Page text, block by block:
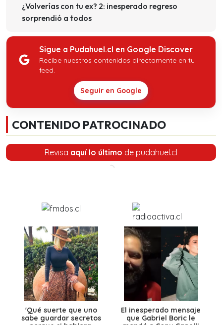
¿Volverías con tu ex? 2: inesperado regreso
sorprendió a todos
Sigue a Pudahuel.cl en Google Discover
Recibe nuestros contenidos directamente en tu
feed.
Seguir en Google
CONTENIDO PATROCINADO
Revisa aquí lo último de pudahuel.cl
'Qué suerte que uno
sabe guardar secretos
El inesperado mensaje
que Gabriel Boric le